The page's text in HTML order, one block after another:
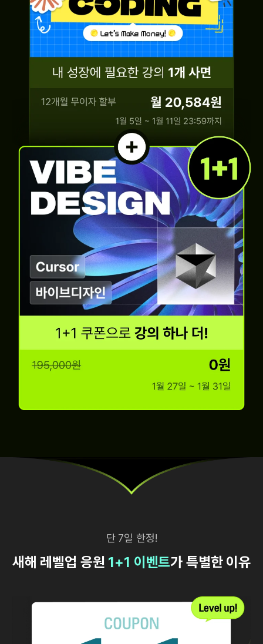
단 7일 한정!
새해 레벨업 응원 1+1 이벤트가 특별한 이유